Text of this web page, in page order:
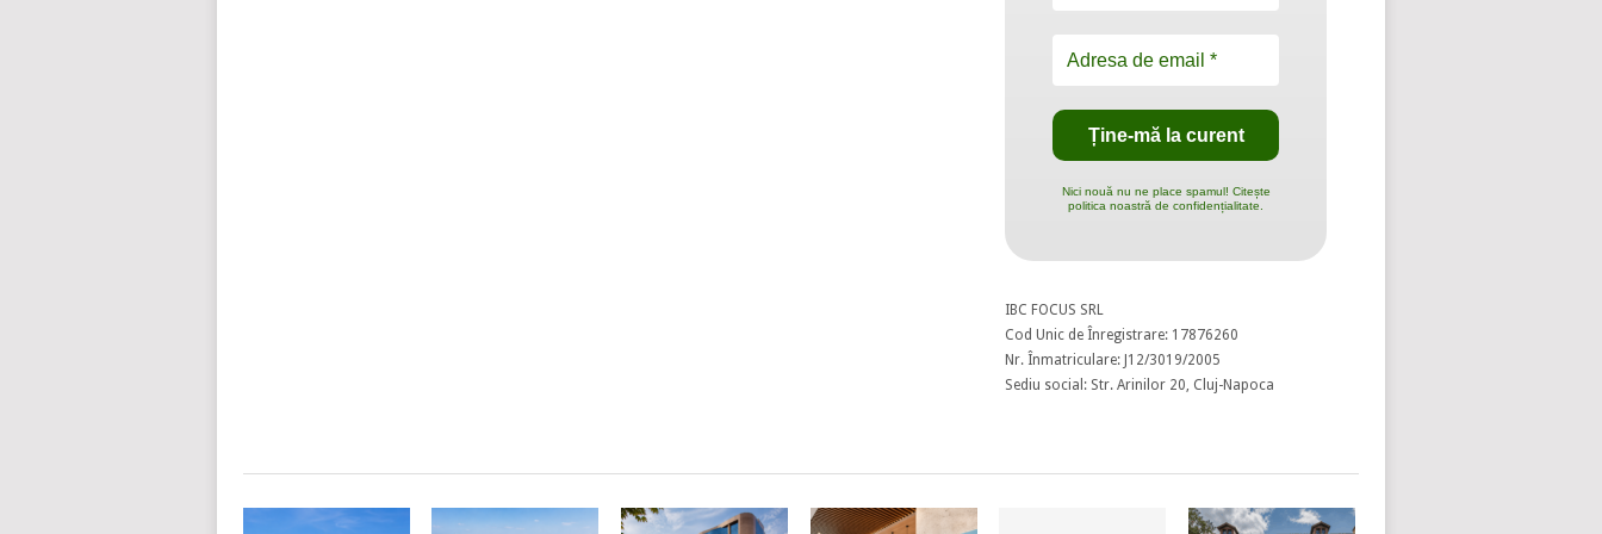
Nici nouă nu ne place spamul! Citește
politica noastră de confidențialitate.
IBC FOCUS SRL
Cod Unic de Înregistrare: 17876260
Nr. Înmatriculare: J12/3019/2005
Sediu social: Str. Arinilor 20, Cluj-Napoca